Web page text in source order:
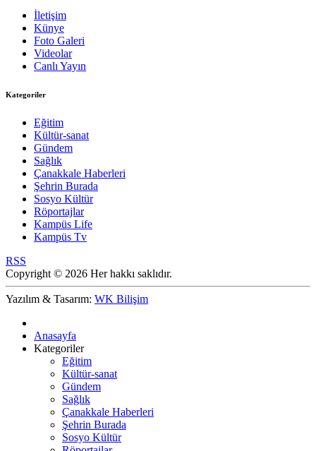
İletişim
Künye
Foto Galeri
Videolar
Canlı Yayın
Kategoriler
Eğitim
Kültür-sanat
Gündem
Sağlık
Çanakkale Haberleri
Şehrin Burada
Sosyo Kültür
Röportajlar
Kampüs Life
Kampüs Tv
RSS
Copyright © 2026 Her hakkı saklıdır.
Yazılım & Tasarım: WK Bilişim
Anasayfa
Kategoriler
Eğitim
Kültür-sanat
Gündem
Sağlık
Çanakkale Haberleri
Şehrin Burada
Sosyo Kültür